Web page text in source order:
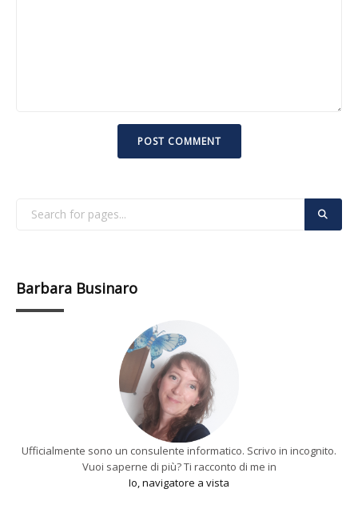
Barbara Businaro
Ufficialmente sono un consulente informatico. Scrivo in incognito.
Vuoi saperne di più? Ti racconto di me in
Io, navigatore a vista